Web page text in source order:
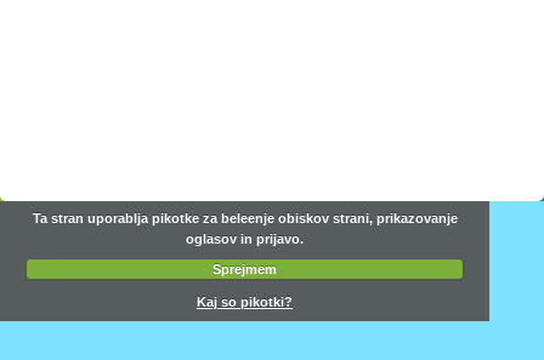
Ta stran uporablja pikotke za beleenje obiskov strani, prikazovanje
oglasov in prijavo.
Sprejmem
Kaj so pikotki?